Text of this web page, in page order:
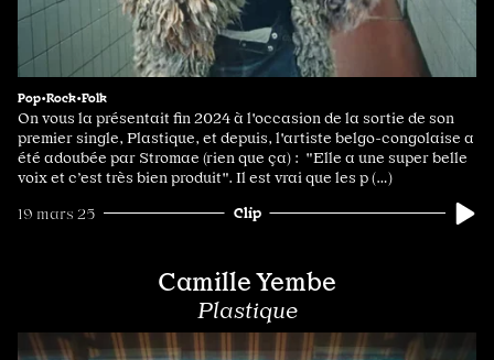
Pop•Rock•Folk
On vous la présentait fin 2024 à l'occasion de la sortie de son
premier single, Plastique, et depuis, l'artiste belgo-congolaise a
été adoubée par Stromae (rien que ça) : "Elle a une super belle
voix et c’est très bien produit". Il est vrai que les p (…)
19 mars 25 Clip
Camille Yembe
Plastique